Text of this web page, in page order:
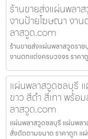
ร้านขายส่งแผ่นพลา
งานป้ายโฆษณา งา
ลาสวูด.com
ร้านขายส่งแผ่นพลาสวูดราช
งานตกแต่งครบวงจร ราค
แผ่นพลาสวูดชลบุรี
ขาว สีดำ สีเทา พร้
ลาสวูด.com
แผ่นพลาสวูดชลบุรี แผ่นพลา
สั่งตัดตามขนาด ราคาถูก แ